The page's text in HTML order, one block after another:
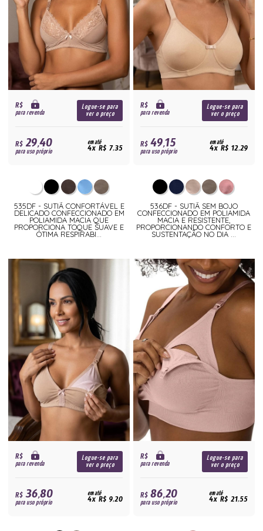
R$
para revenda
Logue-se para
ver o preço
R$29,40
para uso próprio
em até
4x R$ 7,35
535DF - SUTIÃ CONFORTÁVEL E
DELICADO CONFECCIONADO EM
POLIAMIDA MACIA QUE
PROPORCIONA TOQUE SUAVE E
ÓTIMA RESPIRABI...
R$
para revenda
Logue-se para
ver o preço
R$49,15
para uso próprio
em até
4x R$ 12,29
536DF - SUTIÃ SEM BOJO
CONFECCIONADO EM POLIAMIDA
MACIA E RESISTENTE,
PROPORCIONANDO CONFORTO E
SUSTENTAÇÃO NO DIA ...
R$
para revenda
Logue-se para
ver o preço
R$36,80
para uso próprio
em até
4x R$ 9,20
R$
para revenda
Logue-se para
ver o preço
R$86,20
para uso próprio
em até
4x R$ 21,55